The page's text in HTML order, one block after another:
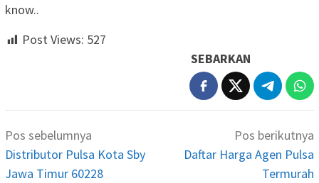
know..
Post Views: 527
SEBARKAN
Navigasi
pos
Pos sebelumnya
Distributor Pulsa Kota Sby
Jawa Timur 60228
Pos berikutnya
Daftar Harga Agen Pulsa
Termurah